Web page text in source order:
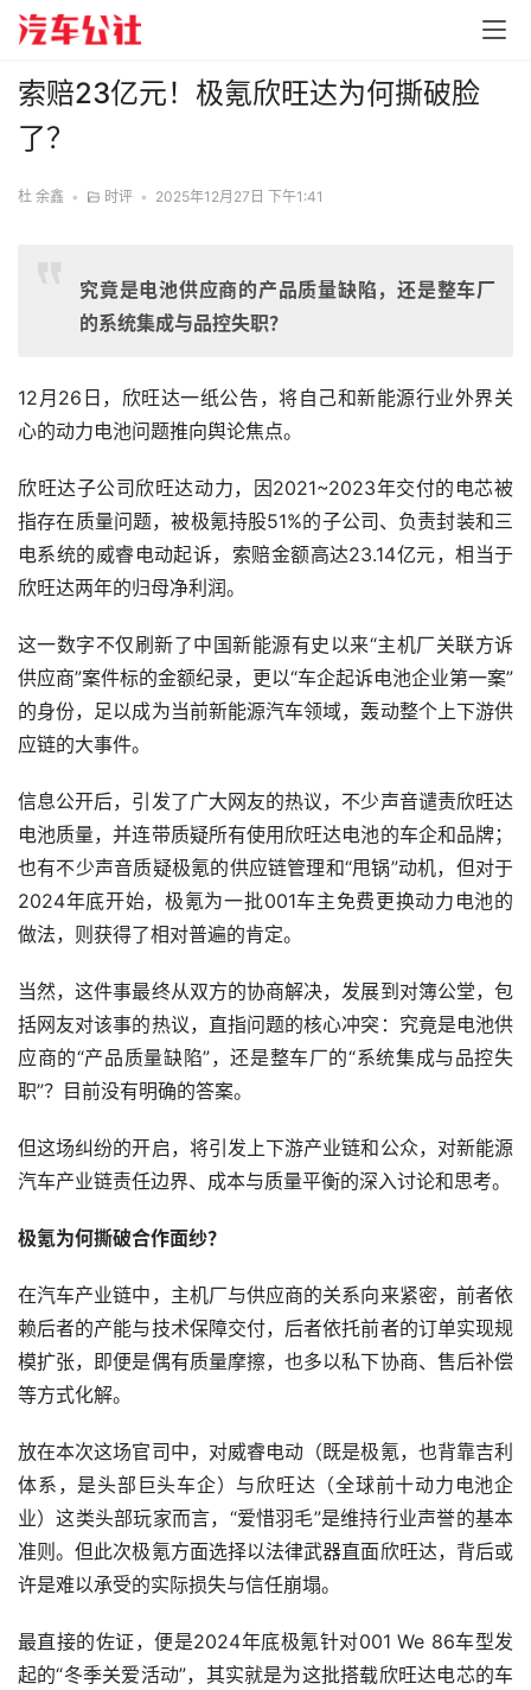
索赔23亿元！极氪欣旺达为何撕破脸
了？
杜 余鑫 • 时评 • 2025年12月27日 下午1:41
究竟是电池供应商的产品质量缺陷，还是整车厂
的系统集成与品控失职？
12月26日，欣旺达一纸公告，将自己和新能源行业外界关
心的动力电池问题推向舆论焦点。
欣旺达子公司欣旺达动力，因2021~2023年交付的电芯被
指存在质量问题，被极氪持股51%的子公司、负责封装和三
电系统的威睿电动起诉，索赔金额高达23.14亿元，相当于
欣旺达两年的归母净利润。
这一数字不仅刷新了中国新能源有史以来“主机厂关联方诉
供应商”案件标的金额纪录，更以“车企起诉电池企业第一案”
的身份，足以成为当前新能源汽车领域，轰动整个上下游供
应链的大事件。
信息公开后，引发了广大网友的热议，不少声音谴责欣旺达
电池质量，并连带质疑所有使用欣旺达电池的车企和品牌；
也有不少声音质疑极氪的供应链管理和“甩锅”动机，但对于
2024年底开始，极氪为一批001车主免费更换动力电池的
做法，则获得了相对普遍的肯定。
当然，这件事最终从双方的协商解决，发展到对簿公堂，包
括网友对该事的热议，直指问题的核心冲突：究竟是电池供
应商的“产品质量缺陷”，还是整车厂的“系统集成与品控失
职”？目前没有明确的答案。
但这场纠纷的开启，将引发上下游产业链和公众，对新能源
汽车产业链责任边界、成本与质量平衡的深入讨论和思考。
极氪为何撕破合作面纱？
在汽车产业链中，主机厂与供应商的关系向来紧密，前者依
赖后者的产能与技术保障交付，后者依托前者的订单实现规
模扩张，即便是偶有质量摩擦，也多以私下协商、售后补偿
等方式化解。
放在本次这场官司中，对威睿电动（既是极氪，也背靠吉利
体系，是头部巨头车企）与欣旺达（全球前十动力电池企
业）这类头部玩家而言，“爱惜羽毛”是维持行业声誉的基本
准则。但此次极氪方面选择以法律武器直面欣旺达，背后或
许是难以承受的实际损失与信任崩塌。
最直接的佐证，便是2024年底极氪针对001 We 86车型发
起的“冬季关爱活动”，其实就是为这批搭载欣旺达电芯的车